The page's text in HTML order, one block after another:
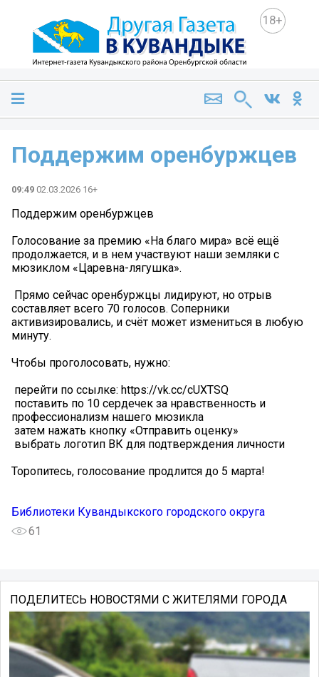
18+
Поддержим оренбуржцев ️
09:49 02.03.2026 16+
Поддержим оренбуржцев ️
Голосование за премию «На благо мира» всё ещё
продолжается, и в нем участвуют наши земляки с
мюзиклом «Царевна-лягушка».
️ Прямо сейчас оренбуржцы лидируют, но отрыв
составляет всего 70 голосов. Соперники
активизировались, и счёт может измениться в любую
минуту.
Чтобы проголосовать, нужно:
️ перейти по ссылке: https://vk.cc/cUXTSQ
️ поставить по 10 сердечек за нравственность и
профессионализм нашего мюзикла
️ затем нажать кнопку «Отправить оценку»
️ выбрать логотип ВК для подтверждения личности
Торопитесь, голосование продлится до 5 марта!
Библиотеки Кувандыкского городского округа
61
ПОДЕЛИТЕСЬ НОВОСТЯМИ С ЖИТЕЛЯМИ ГОРОДА